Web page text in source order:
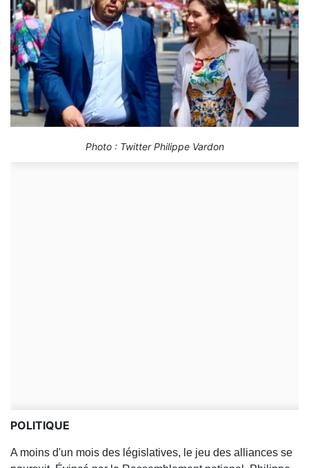
Photo : Twitter Philippe Vardon
POLITIQUE
A moins d'un mois des législatives, le jeu des alliances se